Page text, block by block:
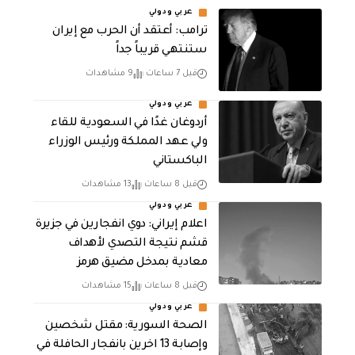
عربي ودولي
‏ترامب: أعتقد أن الحرب مع إيران
ستنتهي قريباً جداً
قبل 7 ساعات 9 مشاهدات
عربي ودولي
أردوغان غدًا في السعودية للقاء
ولي عهد المملكة ورئيس الوزراء
الباكستاني
قبل 8 ساعات 13 مشاهدات
عربي ودولي
اعلام إيراني: دوي انفجارين في جزيرة
قشم نتيجة التصدي لأهداف
معادية بمدخل مضيق هرمز
قبل 8 ساعات 15 مشاهدات
عربي ودولي
الصحة السورية: مقتل شخصين
وإصابة 13 اخرين بانفجار الحافلة في